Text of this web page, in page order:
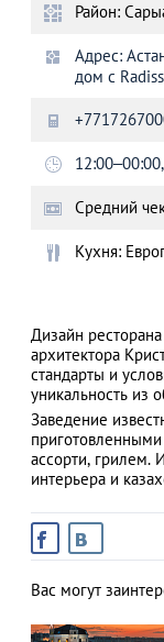
АЗАД
Район:
Адрес:
дом с
Средний
Кухня:
Дизайн
архитектора
стандарты и
уникальность из
Заведение
ассорти, грилем.
интерьера и
Вас могут